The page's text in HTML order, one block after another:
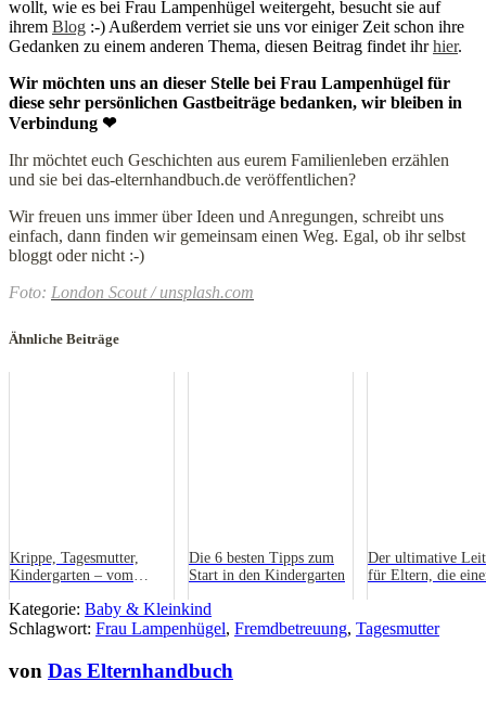
wollt, wie es bei Frau Lampenhügel weitergeht, besucht sie auf
ihrem Blog :-) Außerdem verriet sie uns vor einiger Zeit schon ihre
Gedanken zu einem anderen Thema, diesen Beitrag findet ihrhier.
Wir möchten uns an dieser Stelle bei Frau Lampenhügel für
diese sehr persönlichen Gastbeiträge bedanken, wir bleiben in
Verbindung ❤
Ihr möchtet euch Geschichten aus eurem Familienleben erzählen
und sie bei das-elternhandbuch.de veröffentlichen?
Wir freuen uns immer über Ideen und Anregungen, schreibt uns
einfach, dann finden wir gemeinsam einen Weg. Egal, ob ihr selbst
bloggt oder nicht :-)
Foto: London Scout / unsplash.com
Ähnliche Beiträge
Krippe, Tagesmutter,
Kindergarten – vom
Fremdbetreuung!
Die 6 besten Tipps zum
Start in den Kindergarten
Der ultimative
für Eltern, die
Kategorie: Baby & Kleinkind
Schlagwort: Frau Lampenhügel, Fremdbetreuung, Tagesmutter
von Das Elternhandbuch